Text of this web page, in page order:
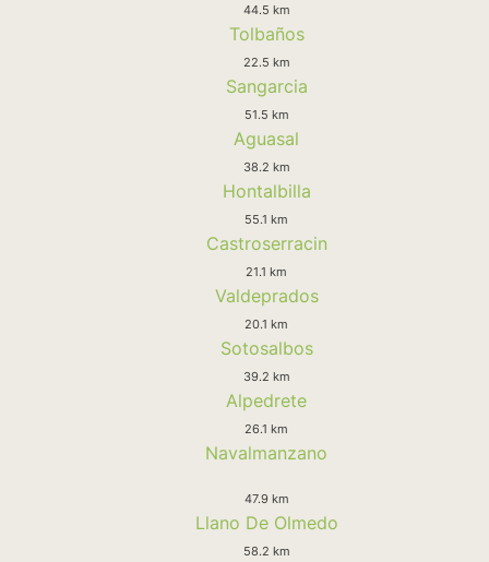
44.5 km
Tolbaños
22.5 km
Sangarcia
51.5 km
Aguasal
38.2 km
Hontalbilla
55.1 km
Castroserracin
21.1 km
Valdeprados
20.1 km
Sotosalbos
39.2 km
Alpedrete
26.1 km
Navalmanzano
47.9 km
Llano De Olmedo
58.2 km